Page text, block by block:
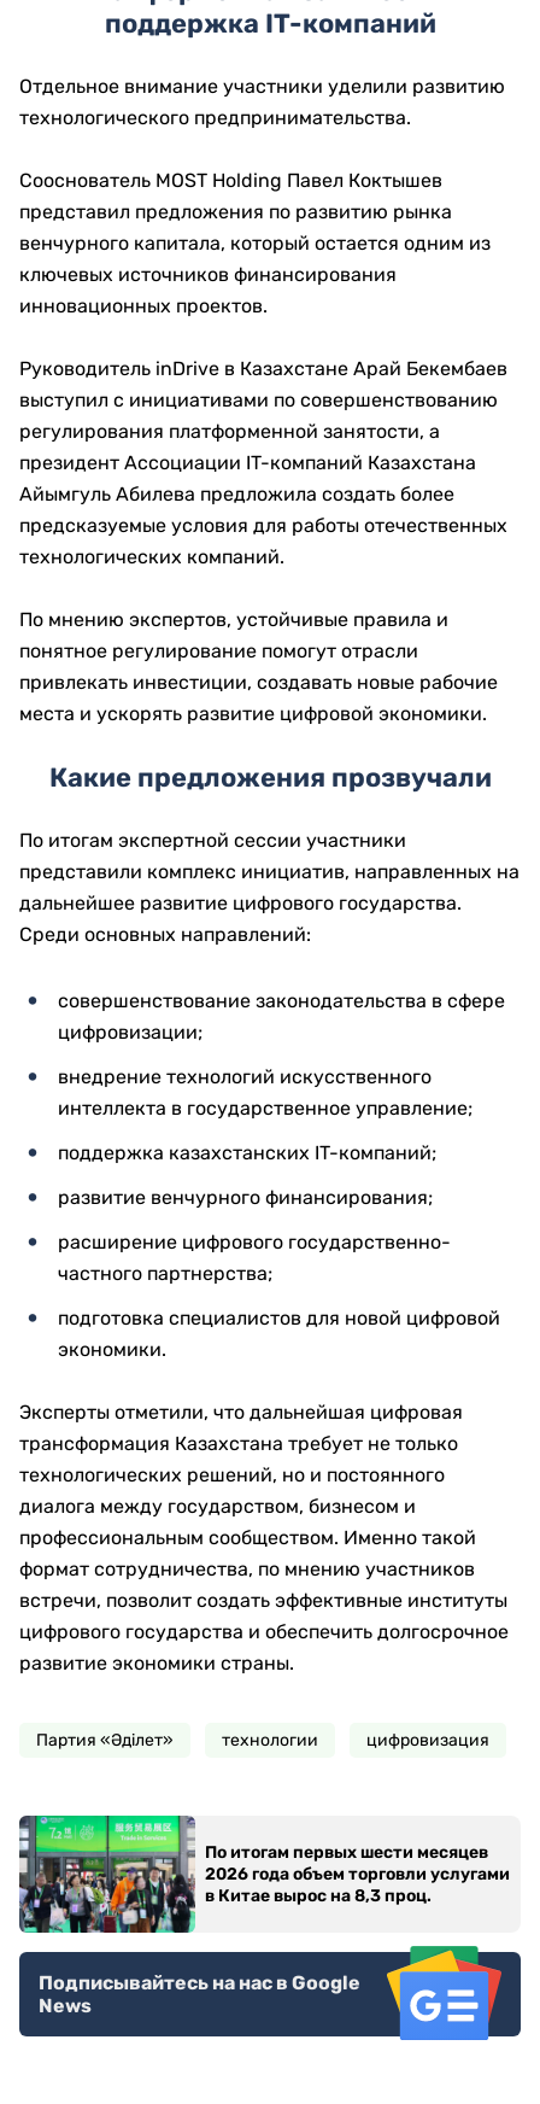
поддержка IT-компаний
Отдельное внимание участники уделили развитию
технологического предпринимательства.
Сооснователь MOST Holding Павел Коктышев
представил предложения по развитию рынка
венчурного капитала, который остается одним из
ключевых источников финансирования
инновационных проектов.
Руководитель inDrive в Казахстане Арай Бекембаев
выступил с инициативами по совершенствованию
регулирования платформенной занятости, а
президент Ассоциации IT-компаний Казахстана
Айымгуль Абилева предложила создать более
предсказуемые условия для работы отечественных
технологических компаний.
По мнению экспертов, устойчивые правила и
понятное регулирование помогут отрасли
привлекать инвестиции, создавать новые рабочие
места и ускорять развитие цифровой экономики.
Какие предложения прозвучали
По итогам экспертной сессии участники
представили комплекс инициатив, направленных на
дальнейшее развитие цифрового государства.
Среди основных направлений:
совершенствование законодательства в сфере
цифровизации;
внедрение технологий искусственного
интеллекта в государственное управление;
поддержка казахстанских IT-компаний;
развитие венчурного финансирования;
расширение цифрового государственно-
частного партнерства;
подготовка специалистов для новой цифровой
экономики.
Эксперты отметили, что дальнейшая цифровая
трансформация Казахстана требует не только
технологических решений, но и постоянного
диалога между государством, бизнесом и
профессиональным сообществом. Именно такой
формат сотрудничества, по мнению участников
встречи, позволит создать эффективные институты
цифрового государства и обеспечить долгосрочное
развитие экономики страны.
Партия «Әділет» технологии цифровизация
По итогам первых шести месяцев
2026 года объем торговли услугами
в Китае вырос на 8,3 проц.
Подписывайтесь на нас в Google
News